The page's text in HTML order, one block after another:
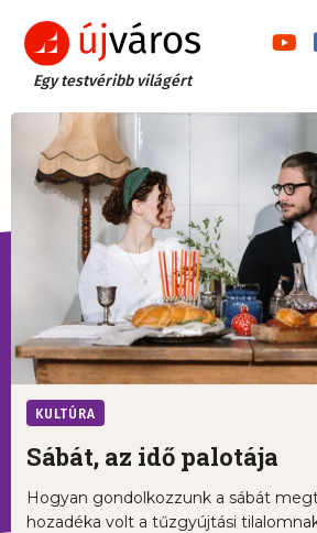
Egy testvéribb világért
KULTÚRA
Sábát, az idő palotája
Hogyan gondolkozzunk a sábát
hozadéka volt a tűzgyújtási